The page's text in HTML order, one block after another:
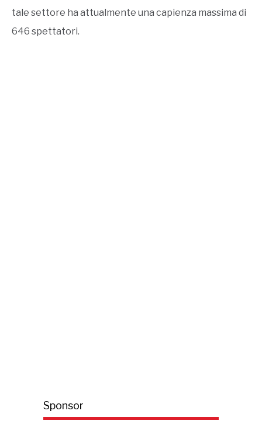
tale settore ha attualmente una capienza massima di
646 spettatori.
Sponsor